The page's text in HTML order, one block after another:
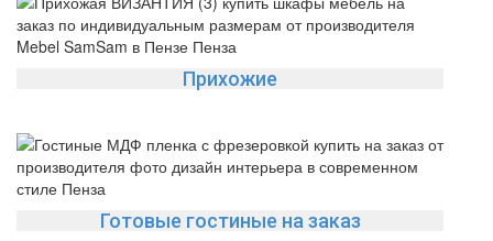
Прихожие
Готовые гостиные на заказ
Да Изменить